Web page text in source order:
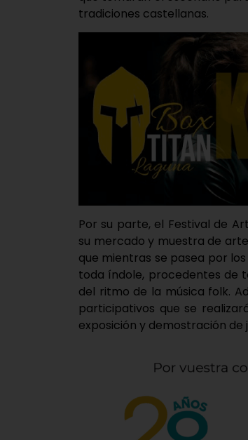
tradiciones castellanas.
Por su parte, el Festival de
su mercado y muestra de
que mientras se pasea por
toda índole, procedentes de
del ritmo de la música folk.
participativos que se
exposición y demostración de